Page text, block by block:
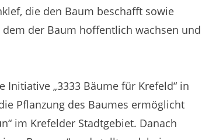
die den Baum beschafft sowie
der Baum hoffentlich wachsen und
„3333 Bäume für Krefeld“ in
Pflanzung des Baumes ermöglicht
im Krefelder Stadtgebiet. Danach